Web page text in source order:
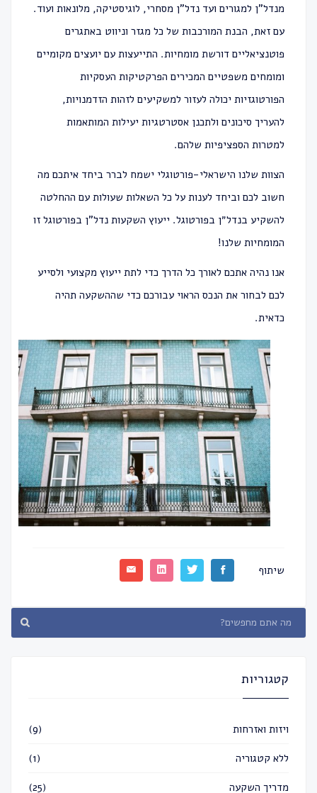
מנדל"ן למגורים ועד נדל"ן מסחרי, לוגיסטיקה, מלונאות ועוד.
עם זאת, הבנת המורכבות של כל מגזר וניווט באתגרים
פוטנציאליים דורשת מומחיות. התייעצות עם יועצים מקומיים
ומומחים משפטיים המכירים הפרקטיקות העסקיות
הפורטוגזיות יכולה לעזור למשקיעים לזהות הזדמנויות,
להעריך סיכונים ולתכנן אסטרטגיות יעילות המותאמות
למטרות הספציפיות שלהם.
הצוות שלנו הישראלי-פורטוגלי ישמח לברר ביחד איתכם מה
חשוב לכם וביחד לענות על כל השאלות שעולות עם ההחלטה
להשקיע בנדל״ן בפורטוגל. ייעוץ השקעות נדל”ן בפורטוגל זו
המומחיות שלנו!
אנו נהיה אתכם לאורך כל הדרך כדי לתת ייעוץ מקצועי ולסייע
לכם לבחור את הנכס הראוי עבורכם כדי שההשקעה תהיה
כדאית.
שיתוף
קטגוריות
ויזות ואזרחות (9)
ללא קטגוריה (1)
מדריך השקעה (25)